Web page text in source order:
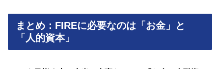
まとめ：FIREに必要なのは「お金」と
「人的資本」